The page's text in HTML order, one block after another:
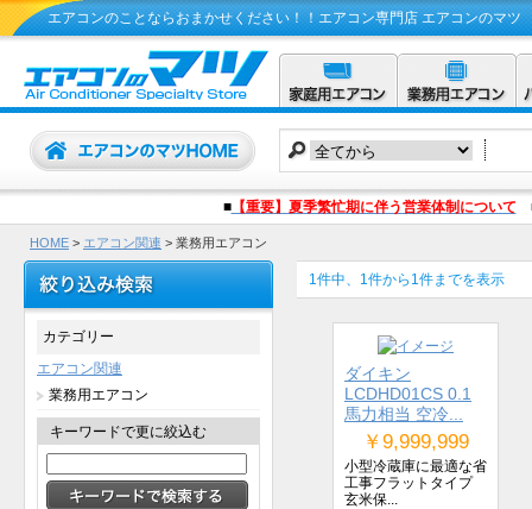
エアコンのことならおまかせください！！エアコン専門店 エアコンのマツ
■【重要】夏季繁忙期に伴う営業体制について
HOME > エアコン関連 > 業務用エアコン
1件中、1件から1件までを表示
ダイキン
LCDHD01CS 0.1
馬力相当 空冷...
￥9,999,999
小型冷蔵庫に最適な省
工事フラットタイプ
玄米保...
カテゴリー
エアコン関連
業務用エアコン
キーワードで更に絞込む